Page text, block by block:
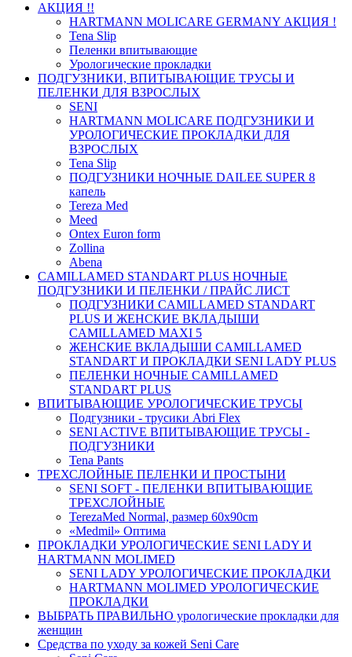
АКЦИЯ !!
HARTMANN MOLICARE GERMANY АКЦИЯ !
Tena Slip
Пеленки впитывающие
Урологические прокладки
ПОДГУЗНИКИ, ВПИТЫВАЮЩИЕ ТРУСЫ И
ПЕЛЕНКИ ДЛЯ ВЗРОСЛЫХ
SENI
HARTMANN MOLICARE ПОДГУЗНИКИ И
УРОЛОГИЧЕСКИЕ ПРОКЛАДКИ ДЛЯ
ВЗРОСЛЫХ
Tena Slip
ПОДГУЗНИКИ НОЧНЫЕ DAILEE SUPER 8
капель
Tereza Med
Meed
Ontex Euron form
Zollina
Abena
CAMILLAMED STANDART PLUS НОЧНЫЕ
ПОДГУЗНИКИ И ПЕЛЕНКИ / ПРАЙС ЛИСТ
ПОДГУЗНИКИ CAMILLAMED STANDART
PLUS И ЖЕНСКИЕ ВКЛАДЫШИ
CAMILLAMED MAXI 5
ЖЕНСКИЕ ВКЛАДЫШИ CAMILLAMED
STANDART И ПРОКЛАДКИ SENI LADY PLUS
ПЕЛЕНКИ НОЧНЫЕ CAMILLAMED
STANDART PLUS
ВПИТЫВАЮЩИЕ УРОЛОГИЧЕСКИЕ ТРУСЫ
Подгузники - трусики Abri Flex
SENI ACTIVE ВПИТЫВАЮЩИЕ ТРУСЫ -
ПОДГУЗНИКИ
Tena Pants
ТРЕХСЛОЙНЫЕ ПЕЛЕНКИ И ПРОСТЫНИ
SENI SOFT - ПЕЛЕНКИ ВПИТЫВАЮЩИЕ
ТРЕХСЛОЙНЫЕ
TerezaMed Normal, размер 60x90cm
«Medmil» Оптима
ПРОКЛАДКИ УРОЛОГИЧЕСКИЕ SENI LADY И
HARTMANN MOLIMED
SENI LADY УРОЛОГИЧЕСКИЕ ПРОКЛАДКИ
HARTMANN MOLIMED УРОЛОГИЧЕСКИЕ
ПРОКЛАДКИ
ВЫБРАТЬ ПРАВИЛЬНО урологические прокладки для
женщин
Средства по уходу за кожей Seni Care